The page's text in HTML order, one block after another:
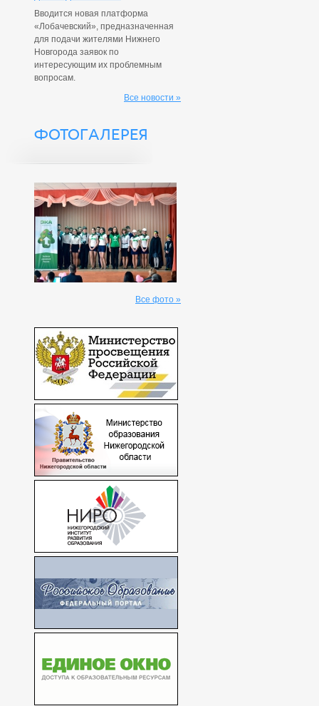
Вводится новая платформа
«Лобачевский», предназначенная
для подачи жителями Нижнего
Новгорода заявок по
интересующим их проблемным
вопросам.
Все новости »
ФОТОГАЛЕРЕЯ
Все фото »